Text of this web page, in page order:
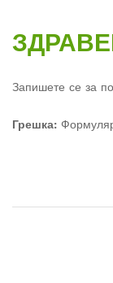
Запишете се за
Грешка: